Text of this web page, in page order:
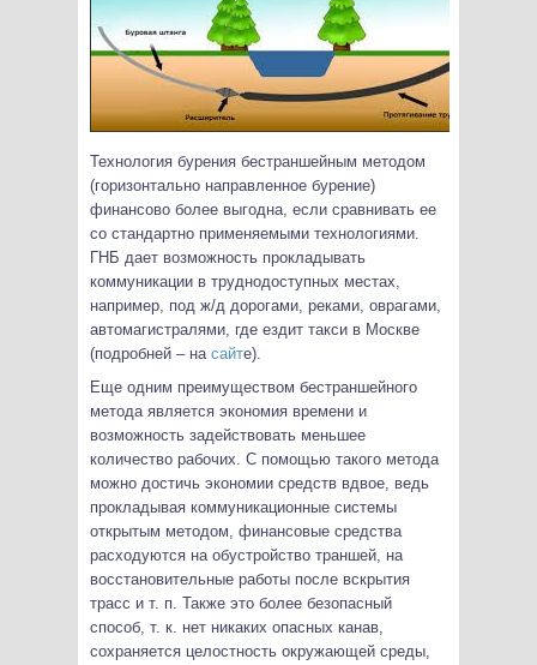
Технология бурения бестраншейным методом
(горизонтально направленное бурение)
финансово более выгодна, если сравнивать ее
со стандартно применяемыми технологиями.
ГНБ дает возможность прокладывать
коммуникации в труднодоступных местах,
например, под ж/д дорогами, реками, оврагами,
автомагистралями, где ездит такси в Москве
(подробней – на сайте).
Еще одним преимуществом бестраншейного
метода является экономия времени и
возможность задействовать меньшее
количество рабочих. С помощью такого метода
можно достичь экономии средств вдвое, ведь
прокладывая коммуникационные системы
открытым методом, финансовые средства
расходуются на обустройство траншей, на
восстановительные работы после вскрытия
трасс и т. п. Также это более безопасный
способ, т. к. нет никаких опасных канав,
сохраняется целостность окружающей среды,